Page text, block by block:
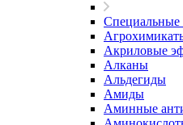
Специальные
Акриловые
Алканы
Альдегиды
Амиды
Аминные